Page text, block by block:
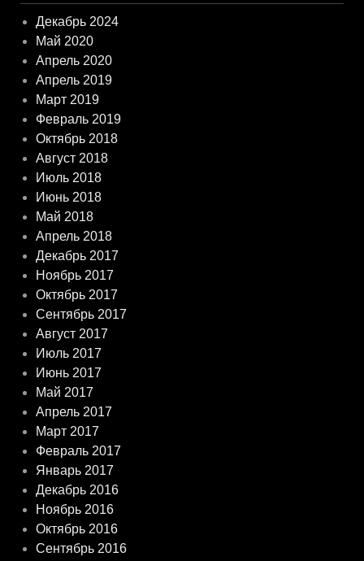
Декабрь 2024
Май 2020
Апрель 2020
Апрель 2019
Март 2019
Февраль 2019
Октябрь 2018
Август 2018
Июль 2018
Июнь 2018
Май 2018
Апрель 2018
Декабрь 2017
Ноябрь 2017
Октябрь 2017
Сентябрь 2017
Август 2017
Июль 2017
Июнь 2017
Май 2017
Апрель 2017
Март 2017
Февраль 2017
Январь 2017
Декабрь 2016
Ноябрь 2016
Октябрь 2016
Сентябрь 2016